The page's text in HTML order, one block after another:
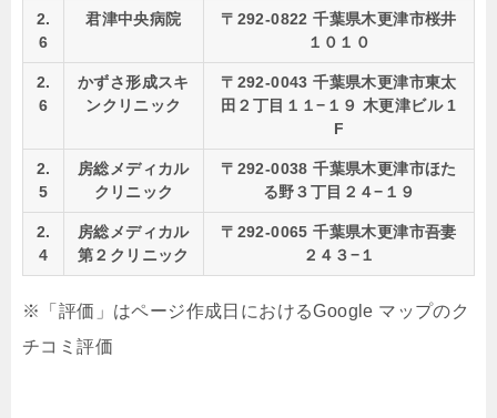
2.
6
君津中央病院
〒292-0822 千葉県木更津市桜井
１０１０
2.
6
かずさ形成スキ
ンクリニック
〒292-0043 千葉県木更津市東太
田２丁目１１−１９ 木更津ビル 1
F
2.
5
房総メディカル
クリニック
〒292-0038 千葉県木更津市ほた
る野３丁目２４−１９
2.
4
房総メディカル
第２クリニック
〒292-0065 千葉県木更津市吾妻
２４３−１
※「評価」はページ作成日におけるGoogle マップのク
チコミ評価